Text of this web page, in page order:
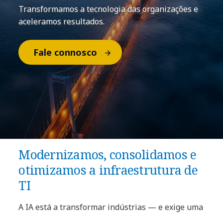
Transformamos a tecnologia das organizações e
aceleramos resultados.
Fale connosco
Modernizamos, consolidamos e
otimizamos a infraestrutura de
TI
A IA está a transformar indústrias — e exige uma